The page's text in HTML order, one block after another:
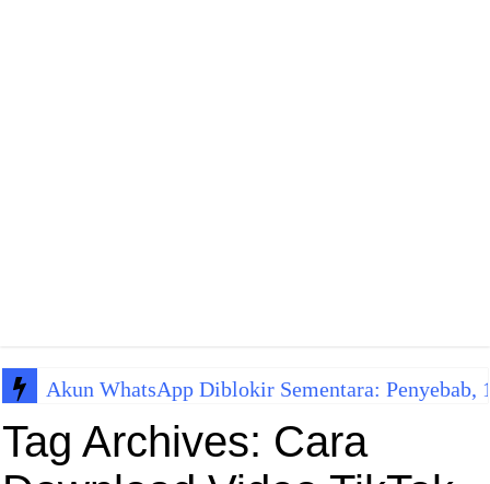
Akun WhatsApp Diblokir Sementara:
Tag Archives: Cara